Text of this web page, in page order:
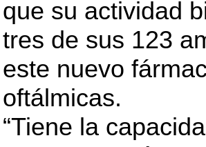
que su actividad
tres de sus 123
este nuevo
oftálmicas.
“Tiene la